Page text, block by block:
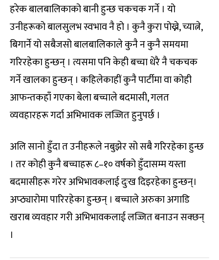
हरेक बालबालिकाको बानी हुन्छ चकचक गर्ने । यो
उनीहरूको बालसुलभ स्वभाव नै हो । कुनै कुरा पोख्ने, च्यात्ने,
बिगार्ने यो सबैजसो बालबालिकाले कुनै न कुनै समयमा
गरिरहेका हुन्छन् । त्यसमा पनि केही बच्चा धेरै नै चकचक
गर्ने खालका हुन्छन् । कहिलेकाहीं कुनै पार्टीमा वा कोही
आफन्तकहाँ गएका बेला बच्चाले बदमासी, गलत
व्यवहारहरू गर्दा अभिभावक लज्जित हुनुपर्छ ।
अलि सानो हुँदा त उनीहरूले नबुझेर सो सबै गरिरहेका हुन्छ
। तर कोही कुनै बच्चाहरू ८–१० वर्षको हुँदासम्म यस्ता
बदमासीहरू गरेर अभिभावकलाई दुःख दिइरहेका हुन्छन्।
अप्ठ्यारोमा पारिरहेका हुन्छन् । बच्चाले अरुका अगाडि
खराब व्यवहार गरी अभिभावकलाई लज्जित बनाउन सक्छन्
।